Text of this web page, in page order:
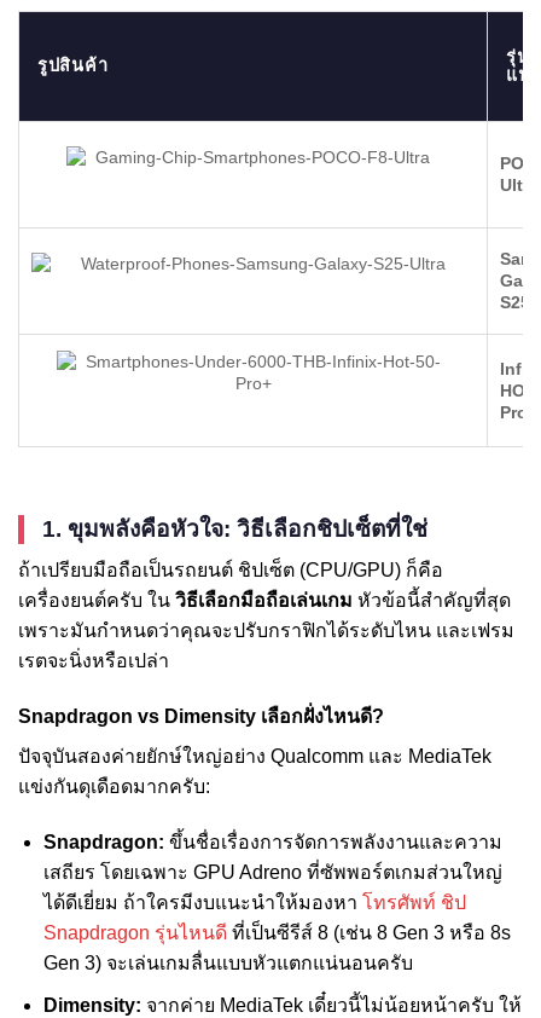
รูปสินค้า
รุ่นที่
แน
Ultra
S25
HOT
Pro+
1. ขุมพลังคือหัวใจ: วิธีเลือกชิปเซ็ตที่ใช่
ถ้าเปรียบมือถือเป็นรถยนต์ ชิปเซ็ต (CPU/GPU) ก็คือ
เครื่องยนต์ครับ ใน วิธีเลือกมือถือเล่นเกม หัวข้อนี้สำคัญที่สุด
เพราะมันกำหนดว่าคุณจะปรับกราฟิกได้ระดับไหน และเฟรม
เรตจะนิ่งหรือเปล่า
Snapdragon vs Dimensity เลือกฝั่งไหนดี?
ปัจจุบันสองค่ายยักษ์ใหญ่อย่าง Qualcomm และ MediaTek
แข่งกันดุเดือดมากครับ:
Snapdragon: ขึ้นชื่อเรื่องการจัดการพลังงานและความ
เสถียร โดยเฉพาะ GPU Adreno ที่ซัพพอร์ตเกมส่วนใหญ่
ได้ดีเยี่ยม ถ้าใครมีงบแนะนำให้มองหา โทรศัพท์ ชิป
Snapdragon รุ่นไหนดีที่เป็นซีรีส์ 8 (เช่น 8 Gen 3 หรือ 8s
Gen 3) จะเล่นเกมลื่นแบบหัวแตกแน่นอนครับ
Dimensity: จากค่าย MediaTek เดี๋ยวนี้ไม่น้อยหน้าครับ ให้